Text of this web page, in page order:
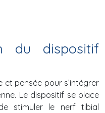
du dispositif
et pensée pour s’intégrer
Le dispositif se place
stimuler le nerf tibial